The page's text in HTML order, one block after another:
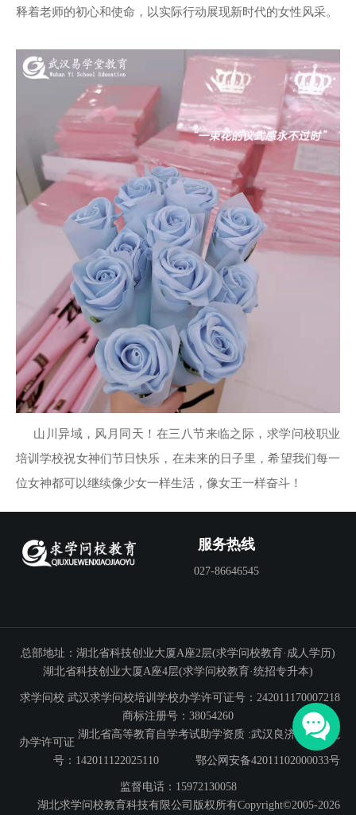
释着老师的初心和使命，以实际行动展现新时代的女性风采。
山川异域，风月同天！在三八节来临之际，求学问校职业
培训学校祝女神们节日快乐，在未来的日子里，希望我们每一
位女神都可以继续像少女一样生活，像女王一样奋斗！
服务热线
027-86646545
总部地址：湖北省科技创业大厦A座2层(求学问校教育·成人学历)
湖北省科技创业大厦A座4层(求学问校教育·统招专升本)
武汉求学问校培训学校办学许可证号：242011170007218
求学问校
商标注册号：38054260
湖北省高等教育自学考试助学资质 :武汉良济专修学院
办学许可证
号：142011122025110
鄂公网安备42011102000033号
监督电话：15972130058
湖北求学问校教育科技有限公司版权所有Copyright©2005-2026